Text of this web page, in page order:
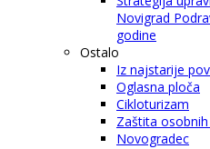
Novigrad
godine
Ostalo
Iz najstarije
Oglasna ploča
Cikloturizam
Zaštita
Novogradec